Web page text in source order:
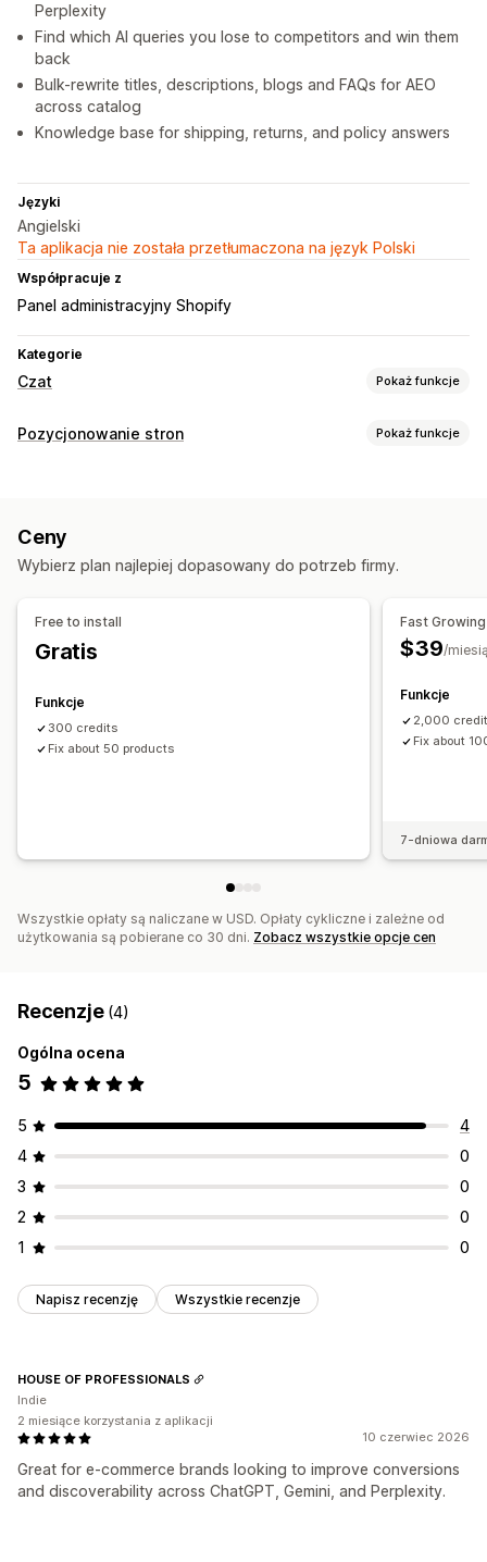
Perplexity
Find which AI queries you lose to competitors and win them
back
Bulk-rewrite titles, descriptions, blogs and FAQs for AEO
across catalog
Knowledge base for shipping, returns, and policy answers
Języki
Angielski
Ta aplikacja nie została przetłumaczona na język Polski
Współpracuje z
Panel administracyjny Shopify
Kategorie
Czat Pokaż funkcje
Wiadomości w czasie rzeczywistym
Automatyczne odpowiedzi
Rekomendacje produktów
Sprzedaż krzyżowa
Sprzedaż droższych produktów
Kolor i czcionka
Wiadomości powitalne
Przepływ czatu
Pozycjonowanie stron Pokaż funkcje
Edycja zbiorcza
SEO lokalne Optymalizacja adresów URL
Analizy
Analizy słów kluczowych
Analizy prędkości
Śledzenie pozycji Śledzenie konwersji
Ceny
Wybierz plan najlepiej dopasowany do potrzeb firmy.
Free to install
Gratis
Funkcje
300 credits
Fix about 50 products
Fast Growing
$39/
Funkcje
2,000
Fix about
7-dniowa
Wszystkie opłaty są naliczane w USD. Opłaty cykliczne i zależne od
użytkowania są pobierane co 30 dni. Zobacz wszystkie opcje cen
Recenzje (4)
Ogólna ocena
5
5
4
4
0
3
0
2
0
1
0
Napisz recenzję Wszystkie recenzje
10 czerwiec 2026
Great for e-commerce brands looking to improve conversions
and discoverability across ChatGPT, Gemini, and Perplexity.
HOUSE OF PROFESSIONALS
Indie
2 miesiące korzystania z aplikacji